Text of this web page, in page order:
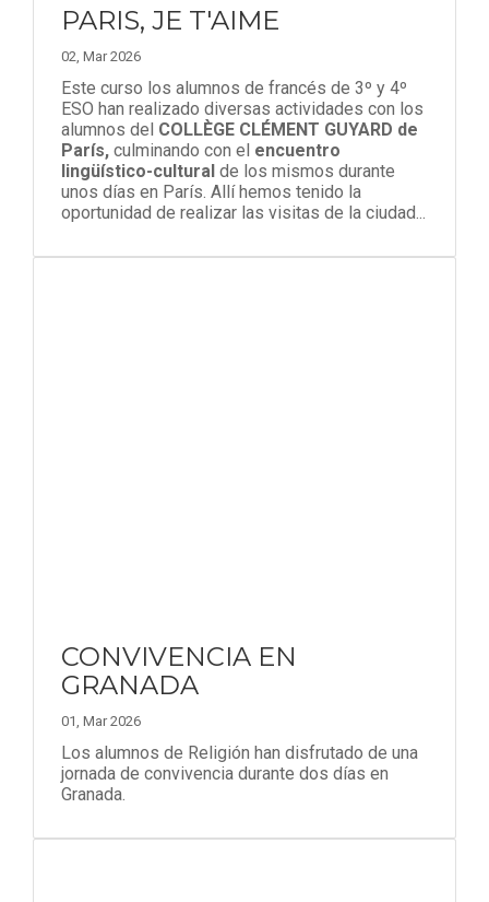
PARIS, JE T'AIME
02, Mar 2026
Este curso los alumnos de francés de 3º y 4º
ESO han realizado diversas actividades con los
alumnos del COLLÈGE CLÉMENT GUYARD de
París, culminando con el encuentro
lingüístico-cultural de los mismos durante
unos días en París. Allí hemos tenido la
oportunidad de realizar las visitas de la ciudad...
CONVIVENCIA EN
GRANADA
01, Mar 2026
Los alumnos de Religión han disfrutado de una
jornada de convivencia durante dos días en
Granada.